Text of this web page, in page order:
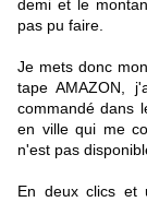
demi et le
pas pu faire.
Je mets donc
tape AMAZON,
commandé dans
en ville qui me
n'est pas
En deux clics et